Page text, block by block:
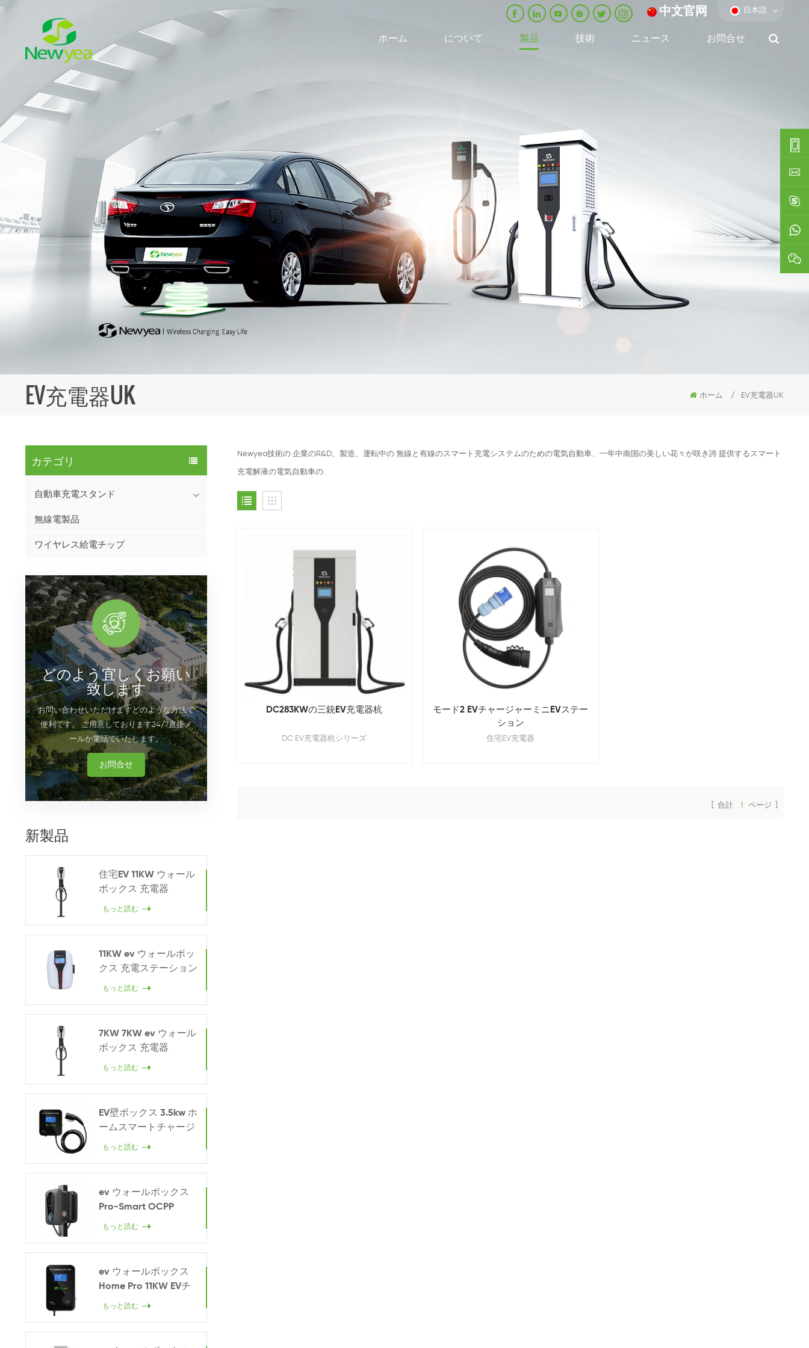
中文官网 日本語
ホーム について 製品 技術 ニュース お問合せ
EV充電器UK ホーム / EV充電器UK
カテゴリ
自動車充電スタンド
無線電製品
ワイヤレス給電チップ
どのよう宜しくお願い
致します
お問い合わせいただけますどのような方法で
便利です。 ご用意しております24/7直接メ
ールか電話でいたします。
お問合せ
新製品
住宅EV 11KW ウォール
ボックス 充電器
もっと読む
11KW ev ウォールボッ
クス 充電ステーション
もっと読む
7KW 7KW ev ウォール
ボックス 充電器
もっと読む
EV壁ボックス 3.5kw ホ
ームスマートチャージ
ャー
もっと読む
ev ウォールボックス
Pro-Smart OCPP
22KW
もっと読む
ev ウォールボックス
Home Pro 11KW EVチ
ャージャー
もっと読む
Newyea技術の 企業のR&D、製造、運転中の 無線と有線のスマート充電システムのための電気自動車、一年中南国の美しい花々が咲き誇 提供するスマート
充電解液の電気自動車の.
DC283KWの三銃EV充電器杭
DC EV充電器杭シリーズ
モード2 EVチャージャーミニEVステー
ション
住宅EV充電器
[ 合計 1 ページ ]
0086-
0592-